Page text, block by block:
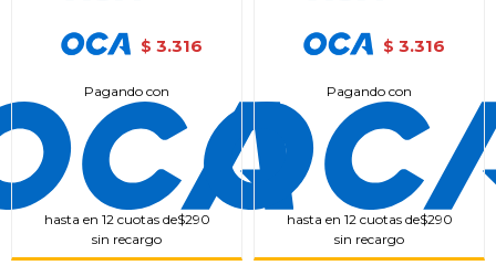
$ 3.316
Pagando con
hasta en 12 cuotas de$290
sin recargo
$ 3.316
Pagando con
hasta en 12 cuotas de$290
sin recargo